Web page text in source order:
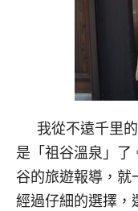
我從不遠千里
是「祖谷溫泉」了
谷的旅遊報導，就
經過仔細的選擇，